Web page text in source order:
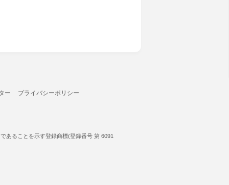
ー プライバシーポリシー
あることを示す登録商標(登録番号 第 6091